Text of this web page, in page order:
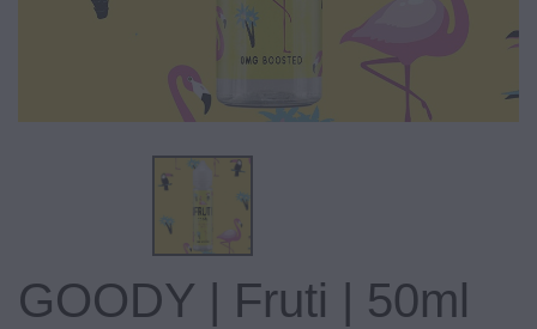
GOODY | Fruti | 50ml